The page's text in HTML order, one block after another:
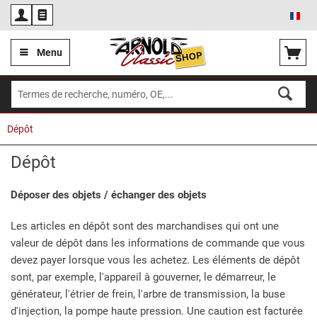
Menu
Dépôt
Dépôt
Déposer des objets / échanger des objets
Les articles en dépôt sont des marchandises qui ont une
valeur de dépôt dans les informations de commande que vous
devez payer lorsque vous les achetez. Les éléments de dépôt
sont, par exemple, l'appareil à gouverner, le démarreur, le
générateur, l'étrier de frein, l'arbre de transmission, la buse
d'injection, la pompe haute pression. Une caution est facturée